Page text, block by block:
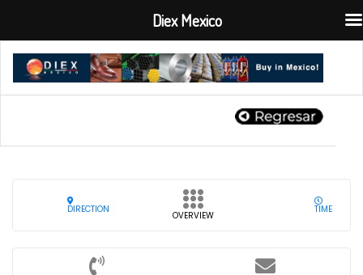
DIRECTION
OVERVIEW
TIME
Diex Mexico